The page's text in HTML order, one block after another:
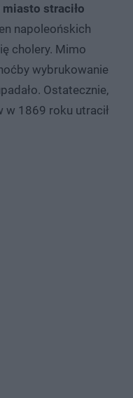
straciło
napoleońskich
cholery. Mimo
wybrukowanie
Ostatecznie,
w 1869 roku utracił